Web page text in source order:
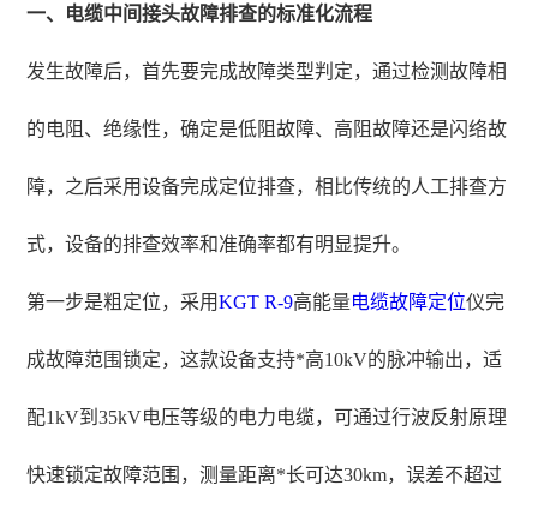
一、电缆中间接头故障排查的标准化流程
发生故障后，首先要完成故障类型判定，通过检测故障相
的电阻、绝缘性，确定是低阻故障、高阻故障还是闪络故
障，之后采用设备完成定位排查，相比传统的人工排查方
式，设备的排查效率和准确率都有明显提升。
第一步是粗定位，采用KGT R-9高能量电缆故障定位仪完
成故障范围锁定，这款设备支持*高10kV的脉冲输出，适
配1kV到35kV电压等级的电力电缆，可通过行波反射原理
快速锁定故障范围，测量距离*长可达30km，误差不超过